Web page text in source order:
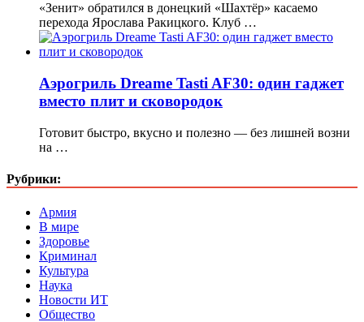
«Зенит» обратился в донецкий «Шахтёр» касаемо
перехода Ярослава Ракицкого. Клуб …
Аэрогриль Dreame Tasti AF30: один гаджет
вместо плит и сковородок
Готовит быстро, вкусно и полезно — без лишней возни
на …
Рубрики:
Армия
В мире
Здоровье
Криминал
Культура
Наука
Новости ИТ
Общество